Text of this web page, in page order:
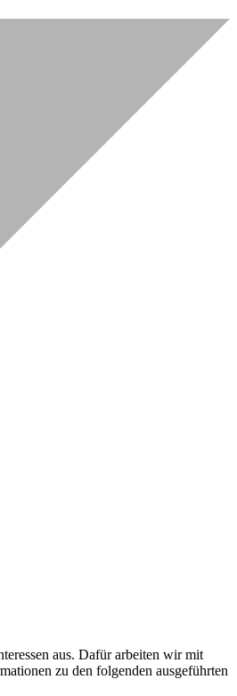
aus. Dafür arbeiten wir mit
zu den folgenden ausgeführten